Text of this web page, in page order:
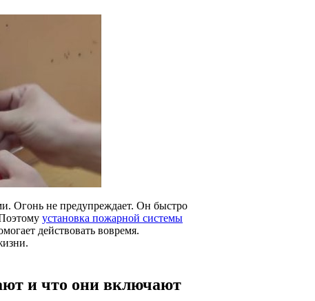
Огонь не предупреждает. Он быстро
установка пожарной системы
действовать вовремя.
и что они включают